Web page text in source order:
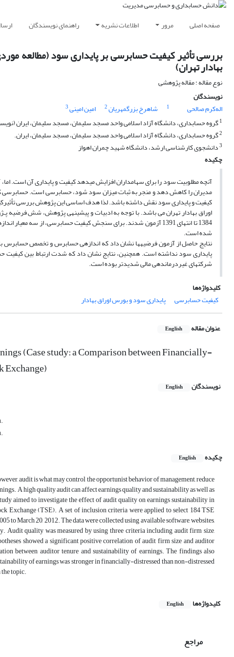
صفحه اصلی مرور اطلاعات نشریه راهنمای نویسندگان
بررسی تأثیر کیفیت حسابرسی بر پایداری سود (مطالعه
بهادار تهران)
نوع مقاله : مقاله پژوهشی
نویسندگان
اله‌کرم صالحی
1 شاهرخ بزرگمهریان2 امین امینی3
1گروه حسابداری، دانشگاه آزاد اسلامی واحد مسجد سلیمان، مسجد سلیمان، ایران
2گروه حسابداری، دانشگاه آزاد اسلامی واحد مسجد سلیمان، مسجد سلیمان، ایران.
3دانشجوی کارشناسی ارشد، دانشگاه شهید چمران اهواز
چکیده
آنچه مطلوبیت سود را برای سهامداران افزایش می­دهد کیفیت و پایداری آن است.
مدیران را کاهش دهد و منجر به ثبات میزان سود شود، حسابرسی است. حسابرسی که
کیفیت و پایداری سود نقش داشته باشد. لذا هدف اساسی این پژوهش بررسی
1384 تا انتهای 1391 آزمون شدند. برای سنجش کیفیت حسابرسی،
شده است.
نتایج حاصل از آزمون فرضیه­ها نشان داد که اندازه­ی حسابرس و تخصص حسابرس با
پایداری سود نداشته است. همچنین، نتایج نشان داد که شدت ارتباط بین
شرکت­های غیردرمانده­ی مالی شدیدتر بوده است.
کلیدواژه‌ها
کیفیت حسابرسی
پایداری سود و بورس اوراق بهادار
عنوان مقاله English
(Case study: a Comparison between Financially-
Exchange)
نویسندگان English
چکیده
English
audit is what may control the opportunist behavior of management, reduce
A high quality audit can affect earnings quality and sustainability as well as
aimed to investigate the effect of audit quality on earnings sustainability in
Exchange (TSE). A set of inclusion criteria were applied to select 184 TSE
to March 20, 2012. The data were collected using available software, websites,
Audit quality was measured by using three criteria including audit firm size,
showed a significant positive correlation of audit firm size and auditor
between auditor tenure and sustainability of earnings. The findings also
of earnings was stronger in financially-distressed than non-distressed
topic.
کلیدواژه‌ها English
مراجع